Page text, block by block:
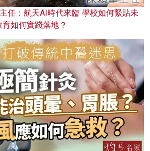
任：航天AI時代來臨 學校如何緊貼未
如何實踐落地？